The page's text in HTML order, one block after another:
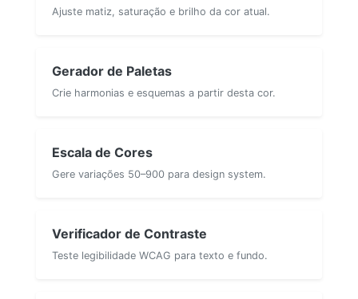
Ajuste matiz, saturação e brilho da cor atual.
Gerador de Paletas
Crie harmonias e esquemas a partir desta cor.
Escala de Cores
Gere variações 50–900 para design system.
Verificador de Contraste
Teste legibilidade WCAG para texto e fundo.